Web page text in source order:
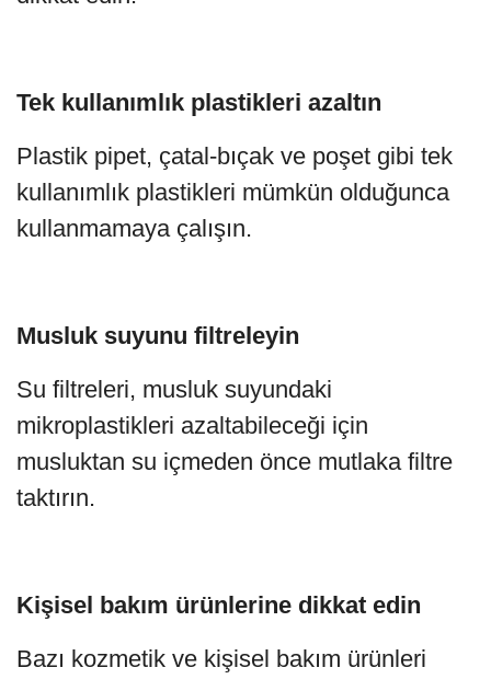
Tek kullanımlık plastikleri azaltın
Plastik pipet, çatal-bıçak ve poşet gibi tek
kullanımlık plastikleri mümkün olduğunca
kullanmamaya çalışın.
Musluk suyunu filtreleyin
Su filtreleri, musluk suyundaki
mikroplastikleri azaltabileceği için
musluktan su içmeden önce mutlaka filtre
taktırın.
Kişisel bakım ürünlerine dikkat edin
Bazı kozmetik ve kişisel bakım ürünleri